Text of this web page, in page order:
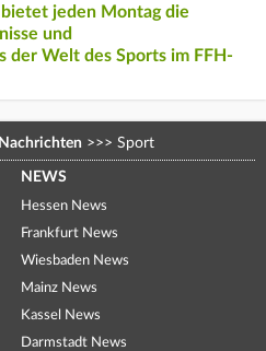
jeden Montag die
und
der Welt des Sports im FFH-
Nachrichten >>> Sport
NEWS
Hessen News
Frankfurt News
Wiesbaden News
Mainz News
Kassel News
Darmstadt News